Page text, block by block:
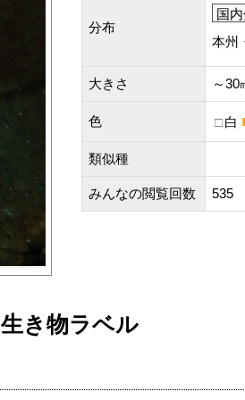
分布
国
本州
大きさ ～30
色 白
類似種
みんなの閲覧回数 535
生き物ラベル